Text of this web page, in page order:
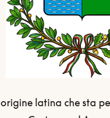
origine latina che sta